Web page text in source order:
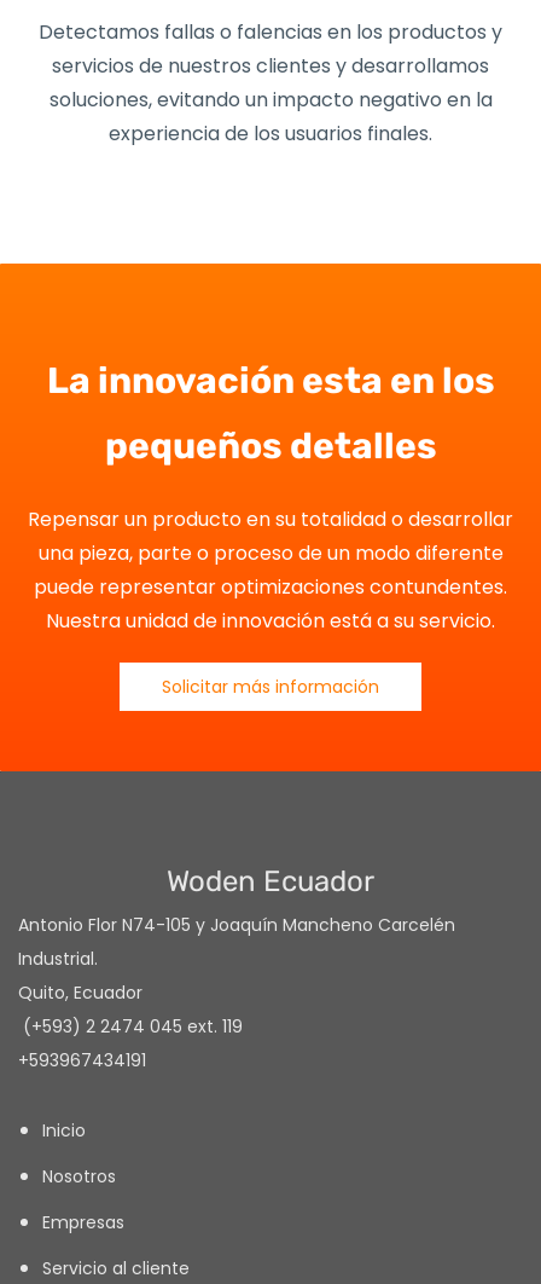
Detectamos fallas o falencias en los productos y
servicios de nuestros clientes y desarrollamos
soluciones, evitando un impacto negativo en la
experiencia de los usuarios finales.
La innovación esta en los
pequeños detalles
Repensar un producto en su totalidad o desarrollar
una pieza, parte o proceso de un modo diferente
puede representar optimizaciones contundentes.
Nuestra unidad de innovación está a su servicio.
Solicitar más información
Woden Ecuador
Antonio Flor N74-105 y Joaquín Mancheno Carcelén
Industrial.
Quito, Ecuador
(+593) 2 2474 045 ext. 119
+593967434191
Inicio
Nosotros
Empresas
Servicio al cliente